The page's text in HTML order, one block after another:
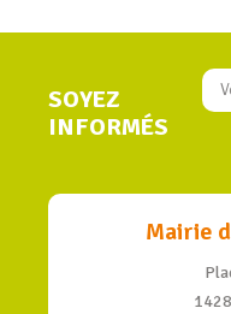
SOYEZ
INFORMÉS
Mairie